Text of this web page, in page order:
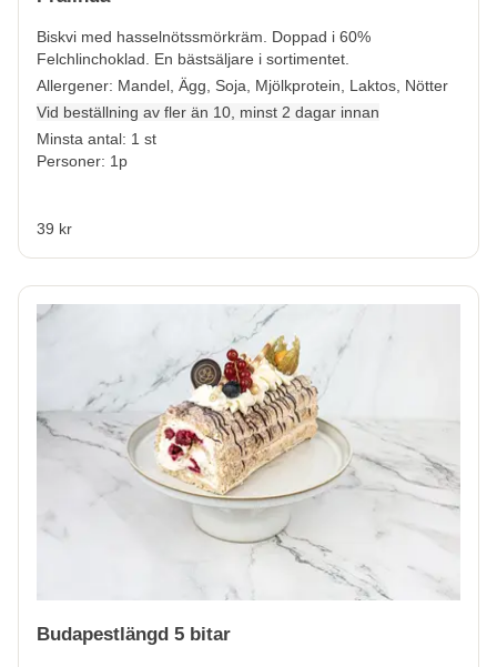
Biskvi med hasselnötssmörkräm. Doppad i 60%
Felchlinchoklad. En bästsäljare i sortimentet.
Allergener: Mandel, Ägg, Soja, Mjölkprotein, Laktos, Nötter
Vid beställning av fler än 10, minst 2 dagar innan
Minsta antal: 1 st
Personer: 1p
39 kr
Budapestlängd 5 bitar